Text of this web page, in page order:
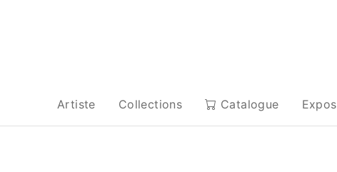
Artiste Collections Catalogue Expos